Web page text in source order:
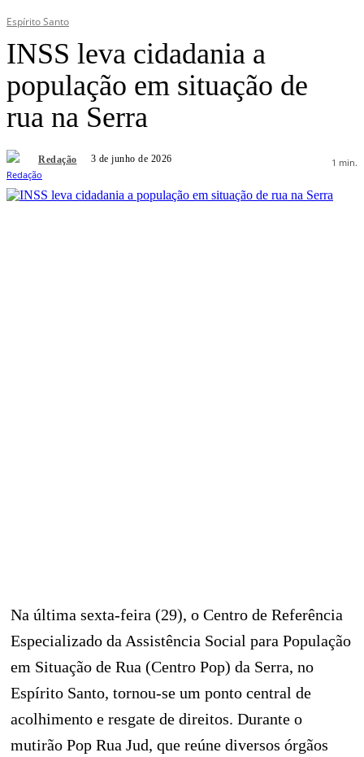
Espírito Santo
INSS leva cidadania a
população em situação de
rua na Serra
Redação 3 de junho de 2026 1 min.
Na última sexta-feira (29), o Centro de Referência
Especializado da Assistência Social para População
em Situação de Rua (Centro Pop) da Serra, no
Espírito Santo, tornou-se um ponto central de
acolhimento e resgate de direitos. Durante o
mutirão Pop Rua Jud, que reúne diversos órgãos